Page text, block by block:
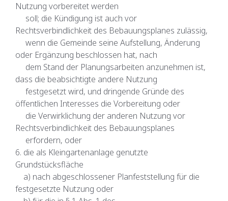
Nutzung vorbereitet werden
soll; die Kündigung ist auch vor
Rechtsverbindlichkeit des Bebauungsplanes zulässig,
wenn die Gemeinde seine Aufstellung, Änderung
oder Ergänzung beschlossen hat, nach
dem Stand der Planungsarbeiten anzunehmen ist,
dass die beabsichtigte andere Nutzung
festgesetzt wird, und dringende Gründe des
öffentlichen Interesses die Vorbereitung oder
die Verwirklichung der anderen Nutzung vor
Rechtsverbindlichkeit des Bebauungsplanes
erfordern, oder
6. die als Kleingartenanlage genutzte
Grundstücksfläche
a) nach abgeschlossener Planfeststellung für die
festgesetzte Nutzung oder